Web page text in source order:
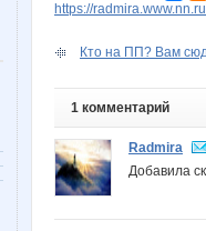
https://
Кто на ПП? Вам
1 комментарий
Radmira
Добавила